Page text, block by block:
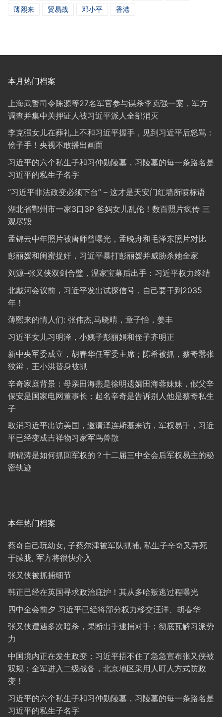
薄熙来 贸易战 邓小平 香港
本月热门档案
上海武警司令陈源等27名军官参与谋杀李克强一案，军方
调查并集中关押证人被习近平派人全部消灭
李克强女儿在葬礼上不和习近平握手，见到习近平后怒骂：
侩子手！央视不敢播出画面
习近平的六个私生子和习仲勋陵墓，习陵墓的每一条路名是
习近平的私生子名字
“习近平非法政变必须下台” – 这才是天安门红墙所喷标语
湖北省鄂州市一家3口3P 爸妈女儿乱伦！数百照片疯传 三
观尽毁
孟锦云中年照片被唐师曾曝光，孟晚舟和毛泽东照片对比
彭丽媛和闺蜜捉奸，习近平暴打彭丽媛并威胁杀她全家
刘源–张又侠双剑合璧，温家宝幕后出手：习近平权力终结
北戴河会议前，习近平发出试探信号，自己要干到2035
年！
薄熙来的情人们: 张伟杰,马晓晴，章子怡，姜丰
习近平女儿习明泽，小姨子彭丽娟和侄子齐明正
新中央军委成立，胡春华任军委主席；陈希被抓，蔡奇嚣张
狡辩，王小洪替身被抓
辛奇家庭背景：母亲田海燕是徐明遗孀田海蓉妹妹，假父辛
保安是国家电网董事长；起名辛奇是告诉别人他是蔡奇私生
子
取消习近平出访美国，邀请泽连斯基来访，军权易手，习近
平已经变成吉祥物习家军鸟兽散
胡锦涛是如何抓回军权的？十二届三中全会后军权易主的秘
密轨迹
本年热门档案
蔡奇自己玩幼女, 子蔡尔津被军队抓捕, 私生子辛奇又弄死
于朦胧, 军方将很快介入
张又侠被抓捕细节
韩正已经在英国寻求政治庇护！其从多哈叛逃过程曝光
四中全会前夕 习近平已经将部分权力移交汪洋、胡春华
张又侠遭遇多次暗杀，果断出手逮捕对手；彻底瓦解习派势
力
中国境内正在发生政变；习近平捂不住了急急宣布张又侠被
双规；全军进入二级战备，北京地区采用人盯人方式防政
变！
习近平的六个私生子和习仲勋陵墓，习陵墓的每一条路名是
习近平的私生子名字